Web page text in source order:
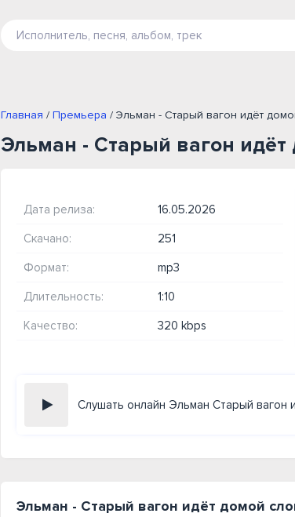
Главная / Премьера / Эльман - Старый вагон идёт
Эльман - Старый вагон идёт
Дата релиза: 16.05.2026
Скачано: 251
Формат: mp3
Длительность: 1:10
Качество: 320 kbps
Слушать онлайн Эльман Старый вагон
Эльман - Старый вагон идёт домой